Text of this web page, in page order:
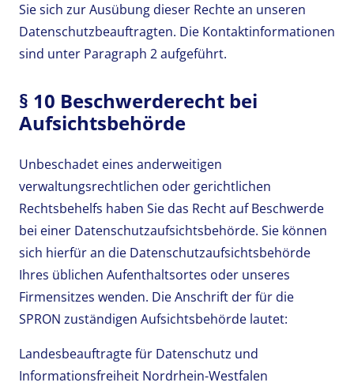
Sie sich zur Ausübung dieser Rechte an unseren
Datenschutzbeauftragten. Die Kontaktinformationen
sind unter Paragraph 2 aufgeführt.
§ 10 Beschwerderecht bei
Aufsichtsbehörde
Unbeschadet eines anderweitigen
verwaltungsrechtlichen oder gerichtlichen
Rechtsbehelfs haben Sie das Recht auf Beschwerde
bei einer Datenschutzaufsichtsbehörde. Sie können
sich hierfür an die Datenschutzaufsichtsbehörde
Ihres üblichen Aufenthaltsortes oder unseres
Firmensitzes wenden. Die Anschrift der für die
SPRON zuständigen Aufsichtsbehörde lautet:
Landesbeauftragte für Datenschutz und
Informationsfreiheit Nordrhein-Westfalen